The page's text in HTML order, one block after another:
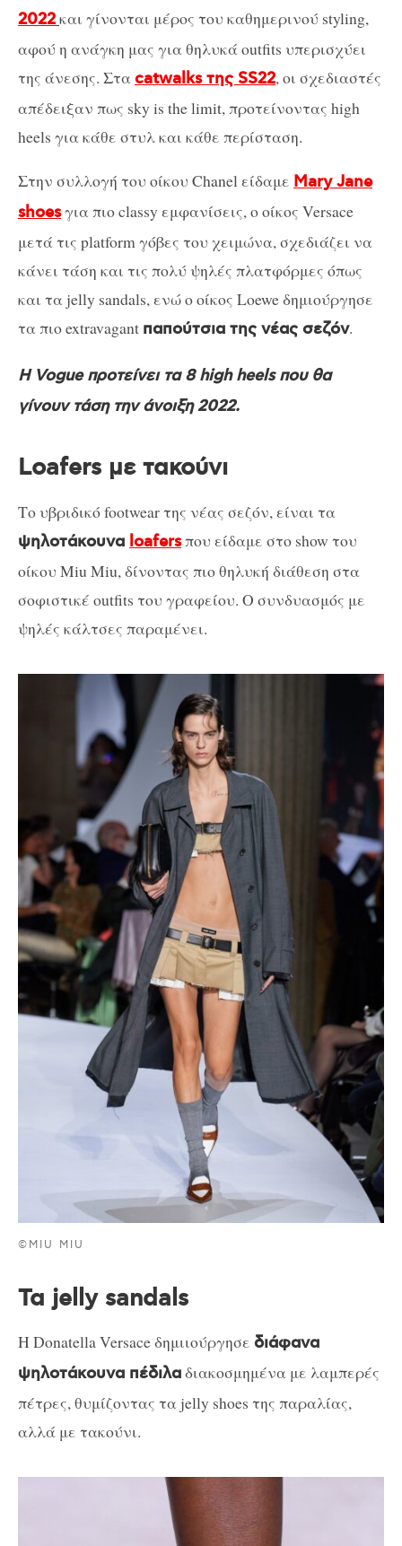
2022και γίνονται μέρος του καθημερινού styling,
αφού η ανάγκη μας για θηλυκά outfits υπερισχύει
της άνεσης. Σταcatwalks της SS22, οι σχεδιαστές
απέδειξαν πως sky is the limit, προτείνοντας high
heels για κάθε στυλ και κάθε περίσταση.
Στην συλλογή του οίκου Chanel είδαμε Mary Jane
shoesγια πιο classy εμφανίσεις, ο οίκος Versace
μετά τις platform γόβες του χειμώνα, σχεδιάζει να
κάνει τάση και τις πολύ ψηλές πλατφόρμες όπως
και τα jelly sandals, ενώ ο οίκος Loewe δημιούργησε
τα πιο extravagant παπούτσια της νέας σεζόν.
Η Vogue προτείνει τα 8 high heels που θα
γίνουν τάση την άνοιξη 2022.
Loafers με τακούνι
Το υβριδικό footwear της νέας σεζόν, είναι τα
ψηλοτάκουνα loafersπου είδαμε στο show του
οίκου Miu Miu, δίνοντας πιο θηλυκή διάθεση στα
σοφιστικέ outfits του γραφείου. Ο συνδυασμός με
ψηλές κάλτσες παραμένει.
©MIU MIU
Τα jelly sandals
H Donatella Versace δημιιούργησε διάφανα
ψηλοτάκουνα πέδιλαδιακοσμημένα με λαμπερές
πέτρες, θυμίζοντας τα jelly shoes της παραλίας,
αλλά με τακούνι.